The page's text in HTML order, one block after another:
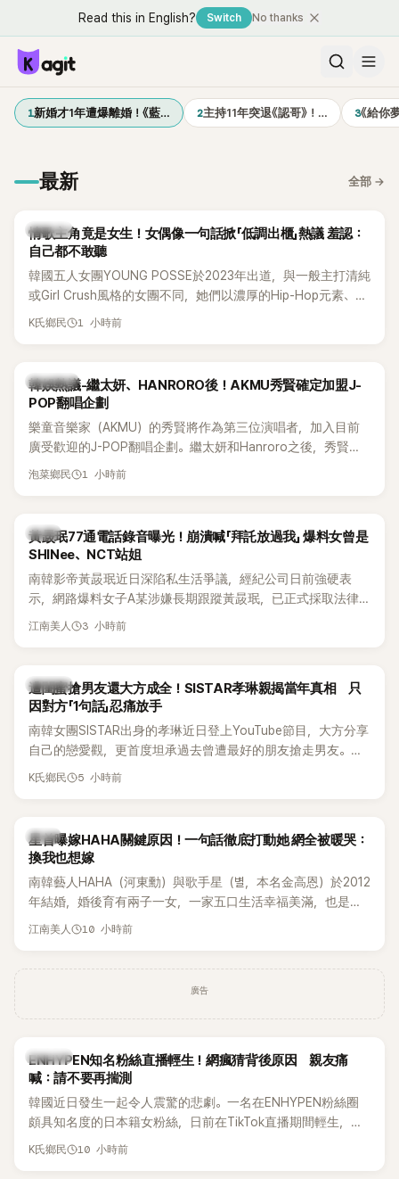
Read this in English? Switch No thanks
1新婚才1年遭爆離婚！《藍… 2主持11年突退《認哥》！… 3《給你
最新 全部 →
K-POP
情歌主角竟是女生！女偶像一句話掀「低調出櫃」熱議 羞認：
自己都不敢聽
韓國五人女團YOUNG POSSE於2023年出道，與一般主打清純
或Girl Crush風格的女團不同，她們以濃厚的Hip-Hop元素、自
創Rap及成員親自參與創作為特色，MV也融入美式街頭、塗
為第五代女團中極具辨識度的新生代代表之一。
K氏鄉民 1 小時前
熱議討論
韓娛熱議-繼太妍、HANRORO後！AKMU秀賢確定加盟J-
POP翻唱企劃
樂童音樂家（AKMU）的秀賢將作為第三位演唱者，加入目前
廣受歡迎的J-POP翻唱企劃。繼太妍和Hanroro之後，秀賢已
獲選為第三首翻唱歌曲的主唱，並於近期完成錄音。
泡菜鄉民 1 小時前
韓星
黃晸珉77通電話錄音曝光！崩潰喊「拜託放過我」 爆料女曾是
SHINee、NCT站姐
南韓影帝黃晸珉近日深陷私生活爭議，經紀公司日前強硬表
示，網路爆料女子A某涉嫌長期跟蹤黃晸珉，已正式採取法律
行動。不過，A並未停止發聲，持續透過社群平台公開爆料，反
的錄音內容，而A也首度承認自己過去曾是SHINee、NCT等偶
像團體的「站姐」，事件持續延燒。
江南美人 3 小時前
K-POP
遭閨蜜搶男友還大方成全！SISTAR孝琳親揭當年真相 只
因對方「1句話」忍痛放手
南韓女團SISTAR出身的孝琳近日登上YouTube節目，大方分享
自己的戀愛觀，更首度坦承過去曾遭最好的朋友搶走男友。她
表示，當時選擇瀟灑放手，但如果同樣的事情現在再發生，「我
K氏鄉民 5 小時前
韓星
星首曝嫁HAHA關鍵原因！一句話徹底打動她 網全被暖哭：
換我也想嫁
南韓藝人HAHA（河東勳）與歌手星（별，本名金高恩）於2012
年結婚，婚後育有兩子一女，一家五口生活幸福美滿，也是韓
國演藝圈公認的模範夫妻。近日，星首度公開當年決定嫁給
江南美人 10 小時前
廣告
K-POP
ENHYPEN知名粉絲直播輕生！網瘋猜背後原因 親友痛
喊：請不要再揣測
韓國近日發生一起令人震驚的悲劇。一名在ENHYPEN粉絲圈
頗具知名度的日本籍女粉絲，日前在TikTok直播期間輕生，最
終不幸身亡，消息曝光後震驚韓網，也讓不少粉絲湧入社群平
K氏鄉民 10 小時前